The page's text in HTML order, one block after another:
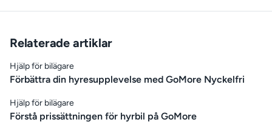
Relaterade artiklar
Hjälp för bilägare
Förbättra din hyresupplevelse med GoMore Nyckelfri
Hjälp för bilägare
Förstå prissättningen för hyrbil på GoMore